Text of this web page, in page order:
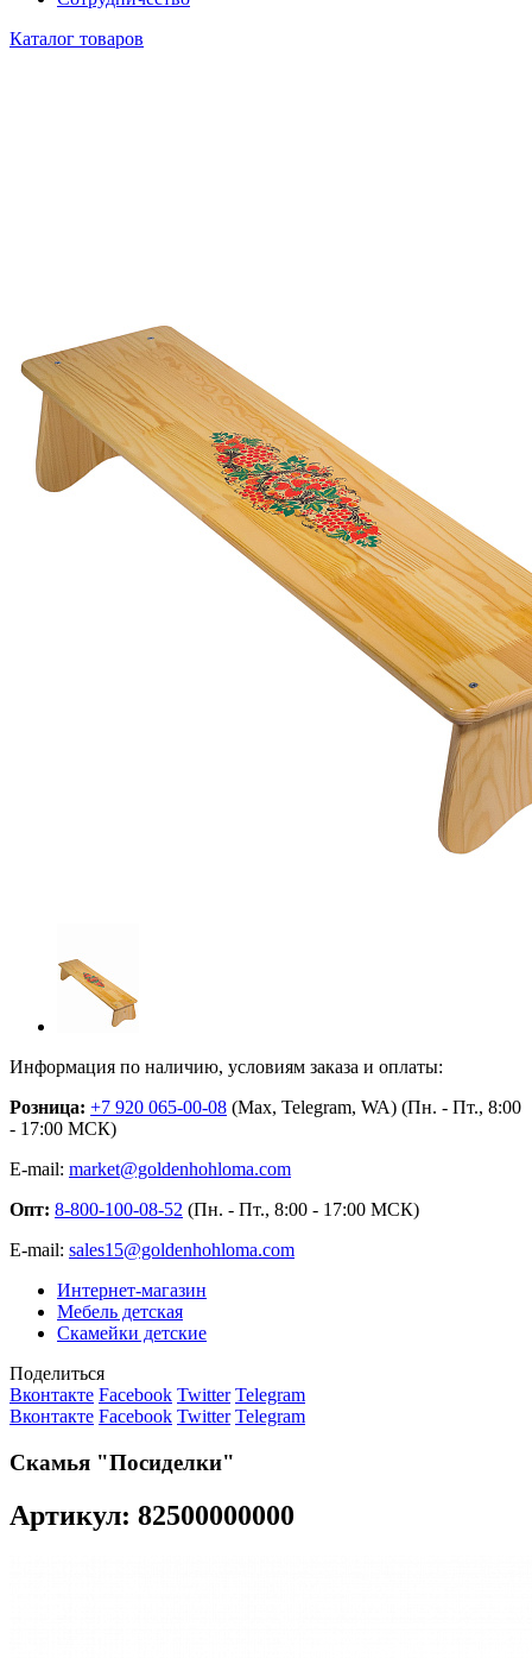
Каталог товаров
Информация по наличию, условиям заказа и оплаты:
Розница: +7 920 065-00-08 (Max, Telegram, WA) (Пн. - Пт., 8:00
- 17:00 МСК)
E-mail: market@goldenhohloma.com
Опт: 8-800-100-08-52 (Пн. - Пт., 8:00 - 17:00 МСК)
E-mail: sales15@goldenhohloma.com
Интернет-магазин
Мебель детская
Скамейки детские
Поделиться
Вконтакте Facebook Twitter Telegram
Вконтакте Facebook Twitter Telegram
Скамья "Посиделки"
Артикул: 82500000000